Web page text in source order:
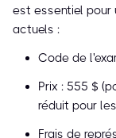
est essentiel pour
actuels :
Code de
Prix : 555 $
réduit pour
Frais de